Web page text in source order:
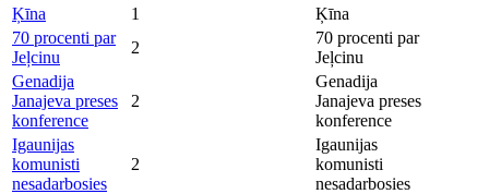
Ķīna
1
Ķīna
70 procenti par
Jeļcinu
2
70 procenti par
Jeļcinu
Genadija
Janajeva preses
konference
2
Genadija
Janajeva preses
konference
Igaunijas
komunisti
nesadarbosies
2
Igaunijas
komunisti
nesadarbosies